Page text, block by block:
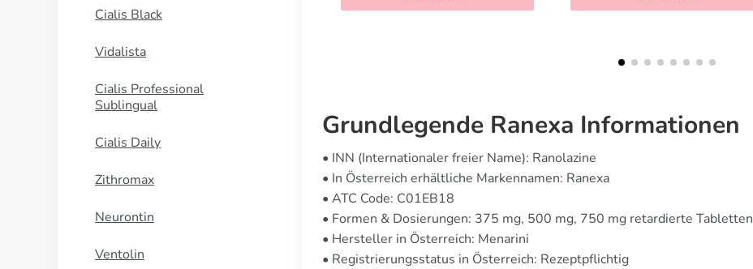
Cialis Black
Vidalista
Cialis Professional
Sublingual
Cialis Daily
Zithromax
Neurontin
Ventolin
Grundlegende Ranexa Informationen
• INN (Internationaler freier Name): Ranolazine
• In Österreich erhältliche Markennamen: Ranexa
• ATC Code: C01EB18
• Formen & Dosierungen: 375 mg, 500 mg, 750 mg retardierte Tabletten
• Hersteller in Österreich: Menarini
• Registrierungsstatus in Österreich: Rezeptpflichtig